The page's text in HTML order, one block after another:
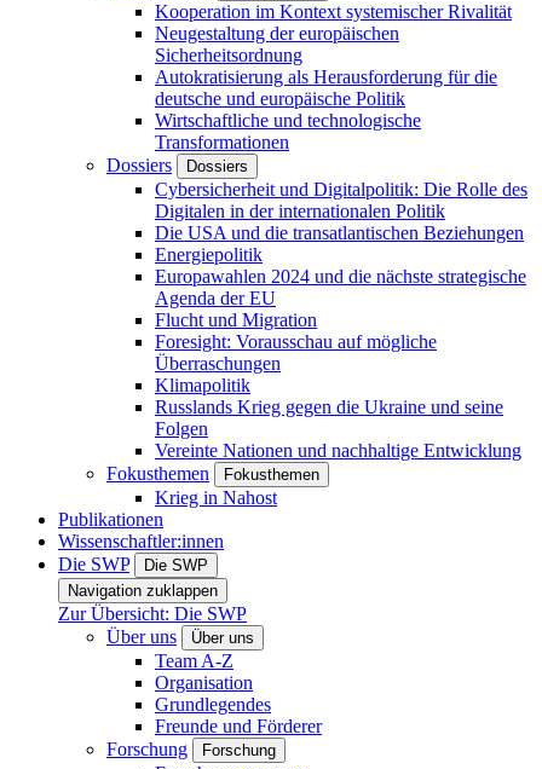
Kooperation im Kontext systemischer Rivalität
Neugestaltung der europäischen
Sicherheitsordnung
Autokratisierung als Herausforderung für die
deutsche und europäische Politik
Wirtschaftliche und technologische
Transformationen
Dossiers
Dossiers
Cybersicherheit und Digitalpolitik: Die Rolle des
Digitalen in der internationalen Politik
Die USA und die transatlantischen Beziehungen
Energiepolitik
Europawahlen 2024 und die nächste strategische
Agenda der EU
Flucht und Migration
Foresight: Vorausschau auf mögliche
Überraschungen
Klimapolitik
Russlands Krieg gegen die Ukraine und seine
Folgen
Vereinte Nationen und nachhaltige Entwicklung
Fokusthemen
Fokusthemen
Krieg in Nahost
Publikationen
Wissenschaftler:innen
Die SWP
Die SWP
Navigation zuklappen
Zur Übersicht: Die SWP
Über uns
Über uns
Team A-Z
Organisation
Grundlegendes
Freunde und Förderer
Forschung
Forschung